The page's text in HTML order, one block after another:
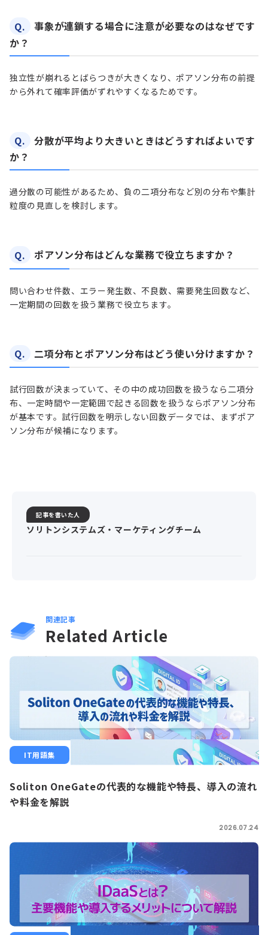
Q.
事象が連鎖する場合に注意が必要なのはなぜです
か？
独立性が崩れるとばらつきが大きくなり、ポアソン分布の前提
から外れて確率評価がずれやすくなるためです。
Q.
分散が平均より大きいときはどうすればよいです
か？
過分散の可能性があるため、負の二項分布など別の分布や集計
粒度の見直しを検討します。
Q. ポアソン分布はどんな業務で役立ちますか？
問い合わせ件数、エラー発生数、不良数、需要発生回数など、
一定期間の回数を扱う業務で役立ちます。
Q. 二項分布とポアソン分布はどう使い分けますか？
試行回数が決まっていて、その中の成功回数を扱うなら二項分
布、一定時間や一定範囲で起きる回数を扱うならポアソン分布
が基本です。試行回数を明示しない回数データでは、まずポア
ソン分布が候補になります。
記事を書いた人
ソリトンシステムズ・マーケティングチーム
関連記事
Related Article
IT用語集
Soliton OneGateの代表的な機能や特長、導入の流れ
や料金を解説
2026.07.24